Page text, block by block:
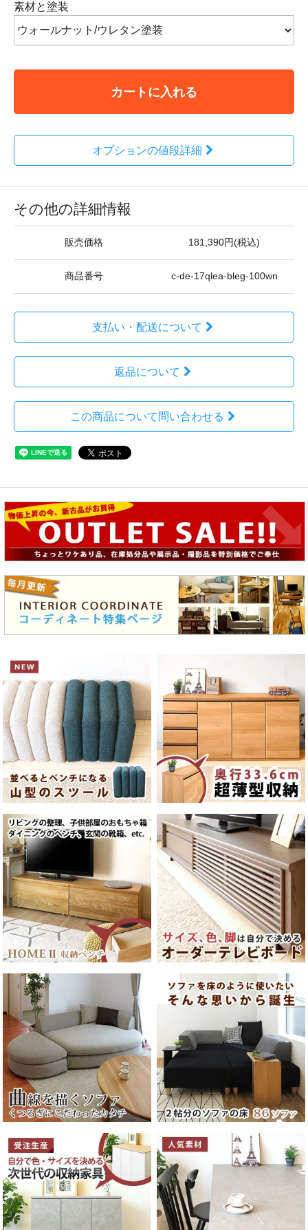
素材と塗装
カートに入れる
オプションの値段詳細
その他の詳細情報
販売価格 181,390円(税込)
商品番号 c-de-17qlea-bleg-100wn
支払い・配送について
返品について
この商品について問い合わせる